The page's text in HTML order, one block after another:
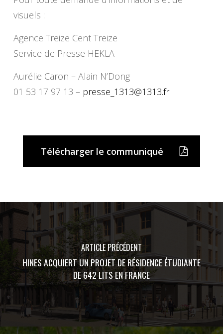
visuels :
Agence Treize Cent Treize
Service de Presse HEKLA
Aurélie Caron – Alain N’Dong
01 53 17 97 13 – presse_1313@1313.fr
Télécharger le communiqué
ARTICLE PRÉCÉDENT
HINES ACQUIERT UN PROJET DE RÉSIDENCE ÉTUDIANTE
DE 642 LITS EN FRANCE